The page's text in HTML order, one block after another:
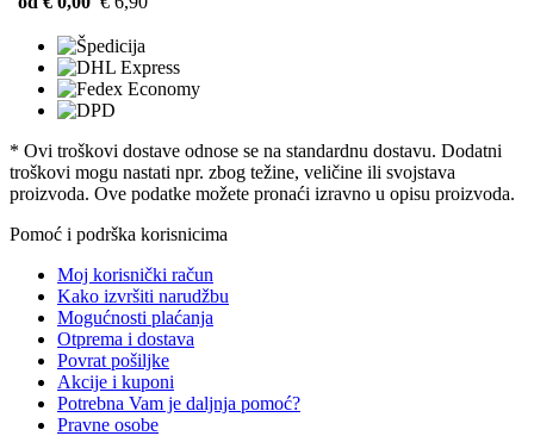
* Ovi troškovi dostave odnose se na standardnu ​​dostavu. Dodatni
troškovi mogu nastati npr. zbog težine, veličine ili svojstava
proizvoda. Ove podatke možete pronaći izravno u opisu proizvoda.
Pomoć i podrška korisnicima
Moj korisnički račun
Kako izvršiti narudžbu
Mogućnosti plaćanja
Otprema i dostava
Povrat pošiljke
Akcije i kuponi
Potrebna Vam je daljnja pomoć?
Pravne osobe